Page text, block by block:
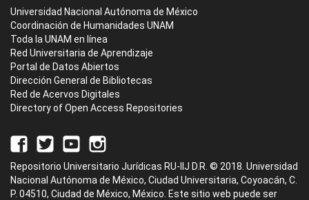
Universidad Nacional Autónoma de México
Coordinación de Humanidades UNAM
Toda la UNAM en línea
Red Universitaria de Aprendizaje
Portal de Datos Abiertos
Dirección General de Bibliotecas
Red de Acervos Digitales
Directory of Open Access Repositories
Repositorio Universitario Jurídicas RU-IIJ D.R. © 2018. Universidad
Nacional Autónoma de México, Ciudad Universitaria, Coyoacán, C.
P. 04510, Ciudad de México, México. Este sitio web puede ser